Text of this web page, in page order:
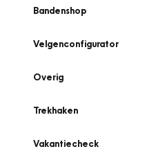
Bandenshop
Velgenconfigurator
Overig
Trekhaken
Vakantiecheck